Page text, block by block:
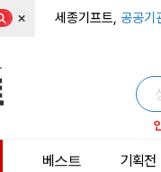
× 세종기프트, 공공기
베스트
기획전